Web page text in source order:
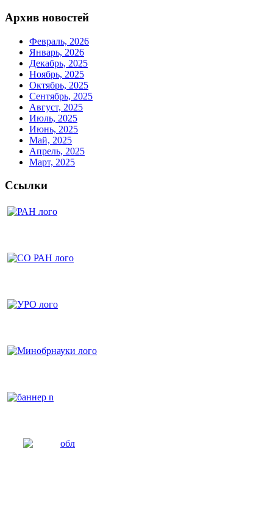
Архив новостей
Февраль, 2026
Январь, 2026
Декабрь, 2025
Ноябрь, 2025
Октябрь, 2025
Сентябрь, 2025
Август, 2025
Июль, 2025
Июнь, 2025
Май, 2025
Апрель, 2025
Март, 2025
Ссылки